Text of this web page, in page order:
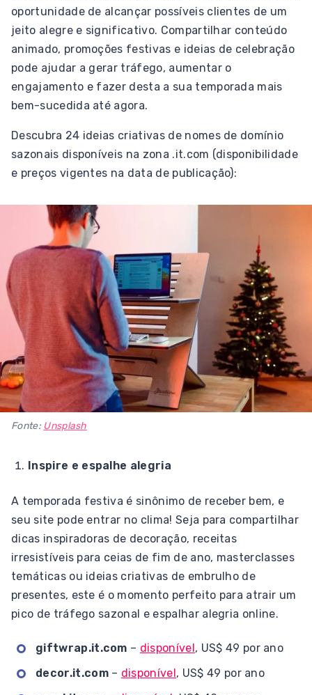
oportunidade de alcançar possíveis clientes de um
jeito alegre e significativo. Compartilhar conteúdo
animado, promoções festivas e ideias de celebração
pode ajudar a gerar tráfego, aumentar o
engajamento e fazer desta a sua temporada mais
bem-sucedida até agora.
Descubra 24 ideias criativas de nomes de domínio
sazonais disponíveis na zona .it.com (disponibilidade
e preços vigentes na data de publicação):
Fonte: Unsplash
Inspire e espalhe alegria
A temporada festiva é sinônimo de receber bem, e
seu site pode entrar no clima! Seja para compartilhar
dicas inspiradoras de decoração, receitas
irresistíveis para ceias de fim de ano, masterclasses
temáticas ou ideias criativas de embrulho de
presentes, este é o momento perfeito para atrair um
pico de tráfego sazonal e espalhar alegria online.
giftwrap.it.com – disponível, US$ 49 por ano
decor.it.com– disponível, US$ 49 por ano